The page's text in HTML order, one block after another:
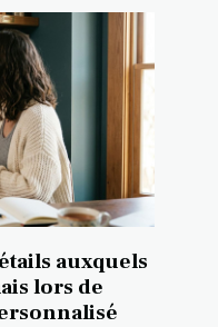
auxquels
lors de